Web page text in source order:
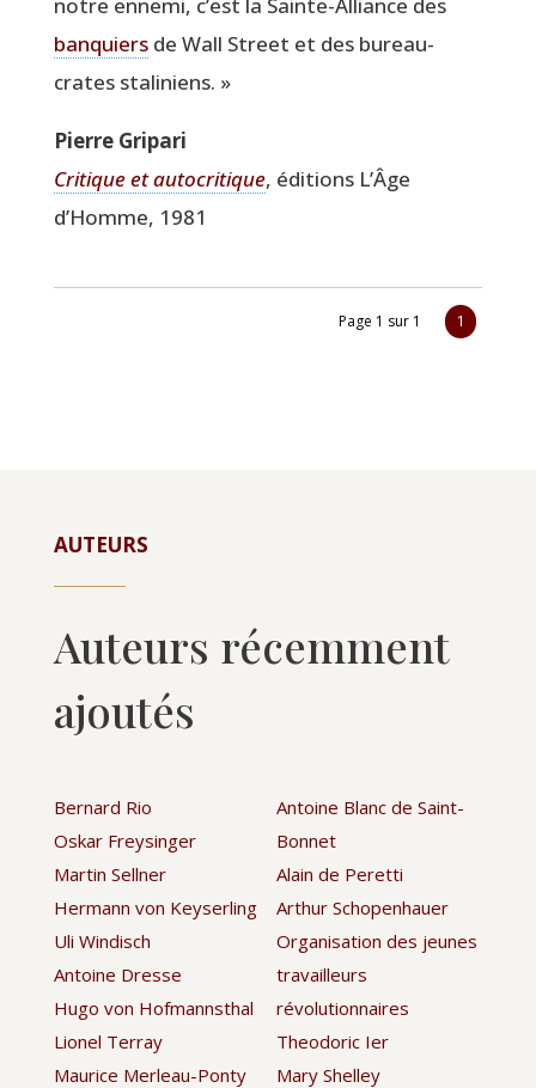
ban­quiersde Wall Street et des bureau­
crates staliniens. »
Pierre Gri­pa­ri
Cri­tique et auto­cri­tique, édi­tions L’Âge
d’Homme, 1981
Page 1 sur 1 1
AUTEURS
Auteurs récemment
ajoutés
Bernard Rio
Oskar Freysinger
Martin Sellner
Hermann von Keyserling
Uli Windisch
Antoine Dresse
Hugo von Hofmannsthal
Lionel Terray
Maurice Merleau-Ponty
Antoine Blanc de Saint-
Bonnet
Alain de Peretti
Arthur Schopenhauer
Organisation des jeunes
travailleurs
révolutionnaires
Theodoric Ier
Mary Shelley